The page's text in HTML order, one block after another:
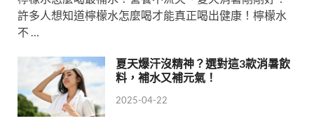
許多人想知道檸檬水怎麼喝才能真正喝出健康！檸檬水
不 …
夏天爆汗沒精神？選對這3款消暑飲
料，補水又補元氣！
2025-04-22